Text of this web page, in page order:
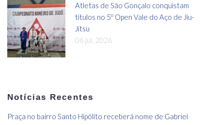
Atletas de São Gonçalo conquistam
títulos no 5º Open Vale do Aço de Jiu-
Jitsu
06 jul, 2026
Notícias Recentes
Praça no bairro Santo Hipólito receberá nome de Gabriel